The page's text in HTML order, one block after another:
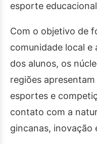
esporte
Com o objetivo de
comunidade local e
dos alunos, os
regiões
esportes e
contato com a
gincanas, inovação